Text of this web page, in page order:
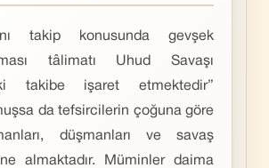
takip konusunda gevşek
tâlimatı Uhud Savaşı
takibe işaret etmektedir”
da tefsircilerin çoğuna göre
düşmanları ve savaş
almaktadır. Müminler daima